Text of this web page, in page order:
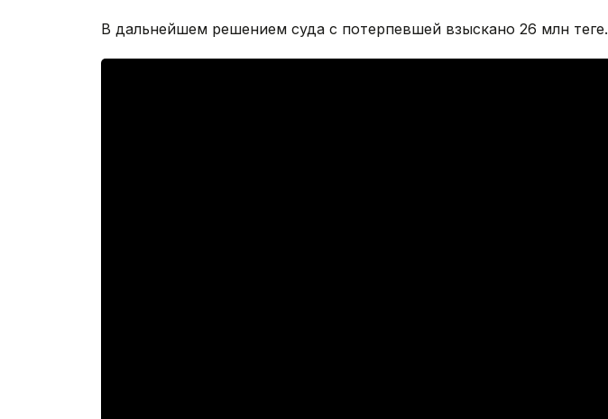
В дальнейшем решением суда с потерпевшей взыскано 26 млн теңге.